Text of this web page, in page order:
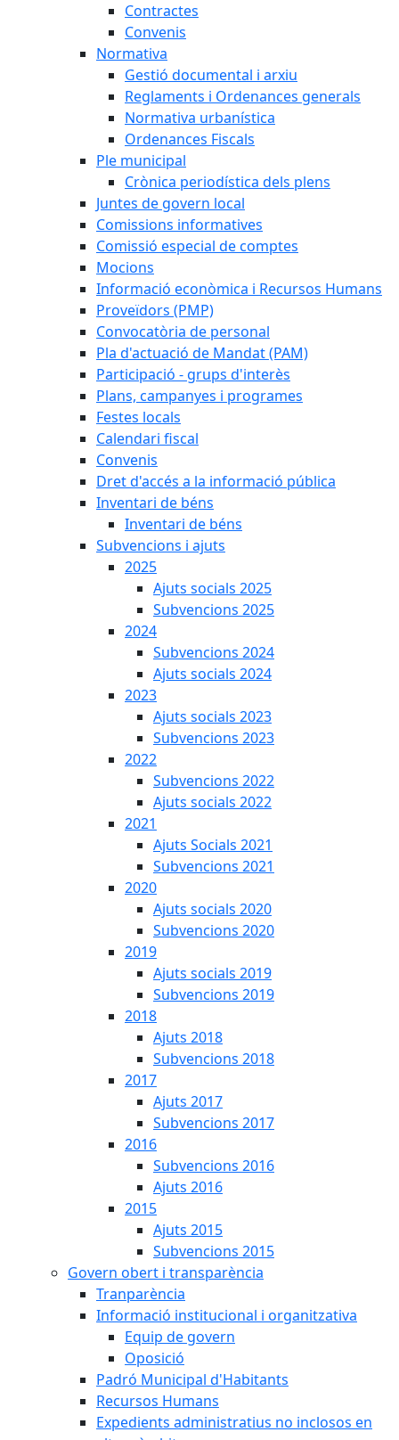
Contractes
Convenis
Normativa
Gestió documental i arxiu
Reglaments i Ordenances generals
Normativa urbanística
Ordenances Fiscals
Ple municipal
Crònica periodística dels plens
Juntes de govern local
Comissions informatives
Comissió especial de comptes
Mocions
Informació econòmica i Recursos Humans
Proveïdors (PMP)
Convocatòria de personal
Pla d'actuació de Mandat (PAM)
Participació - grups d'interès
Plans, campanyes i programes
Festes locals
Calendari fiscal
Convenis
Dret d'accés a la informació pública
Inventari de béns
Inventari de béns
Subvencions i ajuts
2025
Ajuts socials 2025
Subvencions 2025
2024
Subvencions 2024
Ajuts socials 2024
2023
Ajuts socials 2023
Subvencions 2023
2022
Subvencions 2022
Ajuts socials 2022
2021
Ajuts Socials 2021
Subvencions 2021
2020
Ajuts socials 2020
Subvencions 2020
2019
Ajuts socials 2019
Subvencions 2019
2018
Ajuts 2018
Subvencions 2018
2017
Ajuts 2017
Subvencions 2017
2016
Subvencions 2016
Ajuts 2016
2015
Ajuts 2015
Subvencions 2015
Govern obert i transparència
Tranparència
Informació institucional i organitzativa
Equip de govern
Oposició
Padró Municipal d'Habitants
Recursos Humans
Expedients administratius no inclosos en